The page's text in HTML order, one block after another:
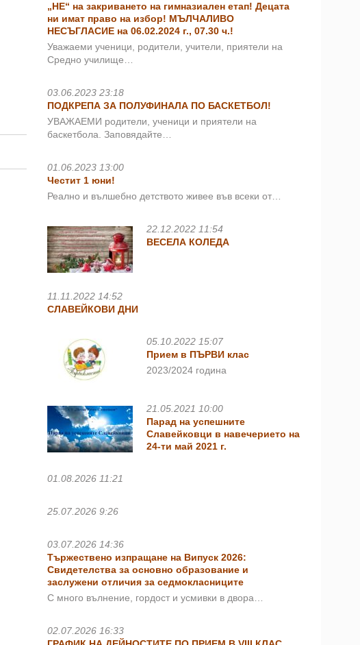
„НЕ“ на закриването на гимназиален етап! Децата
ни имат право на избор! МЪЛЧАЛИВО
НЕСЪГЛАСИЕ на 06.02.2024 г., 07.30 ч.!
Уважаеми ученици, родители, учители, приятели на
Средно училище…
03.06.2023 23:18
ПОДКРЕПА ЗА ПОЛУФИНАЛА ПО БАСКЕТБОЛ!
УВАЖАЕМИ родители, ученици и приятели на
баскетбола. Заповядайте…
01.06.2023 13:00
Честит 1 юни!
Реално и вълшебно детството живее във всеки от…
22.12.2022 11:54
ВЕСЕЛА КОЛЕДА
11.11.2022 14:52
СЛАВЕЙКОВИ ДНИ
05.10.2022 15:07
Прием в ПЪРВИ клас
2023/2024 година
21.05.2021 10:00
Парад на успешните
Славейковци в навечерието на
24-ти май 2021 г.
01.08.2026 11:21
25.07.2026 9:26
03.07.2026 14:36
Тържествено изпращане на Випуск 2026:
Свидетелства за основно образование и
заслужени отличия за седмокласниците
С много вълнение, гордост и усмивки в двора…
02.07.2026 16:33